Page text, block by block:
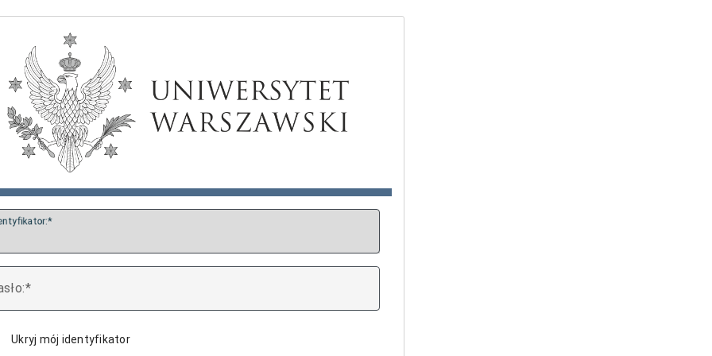
Ukryj mój identyfikator